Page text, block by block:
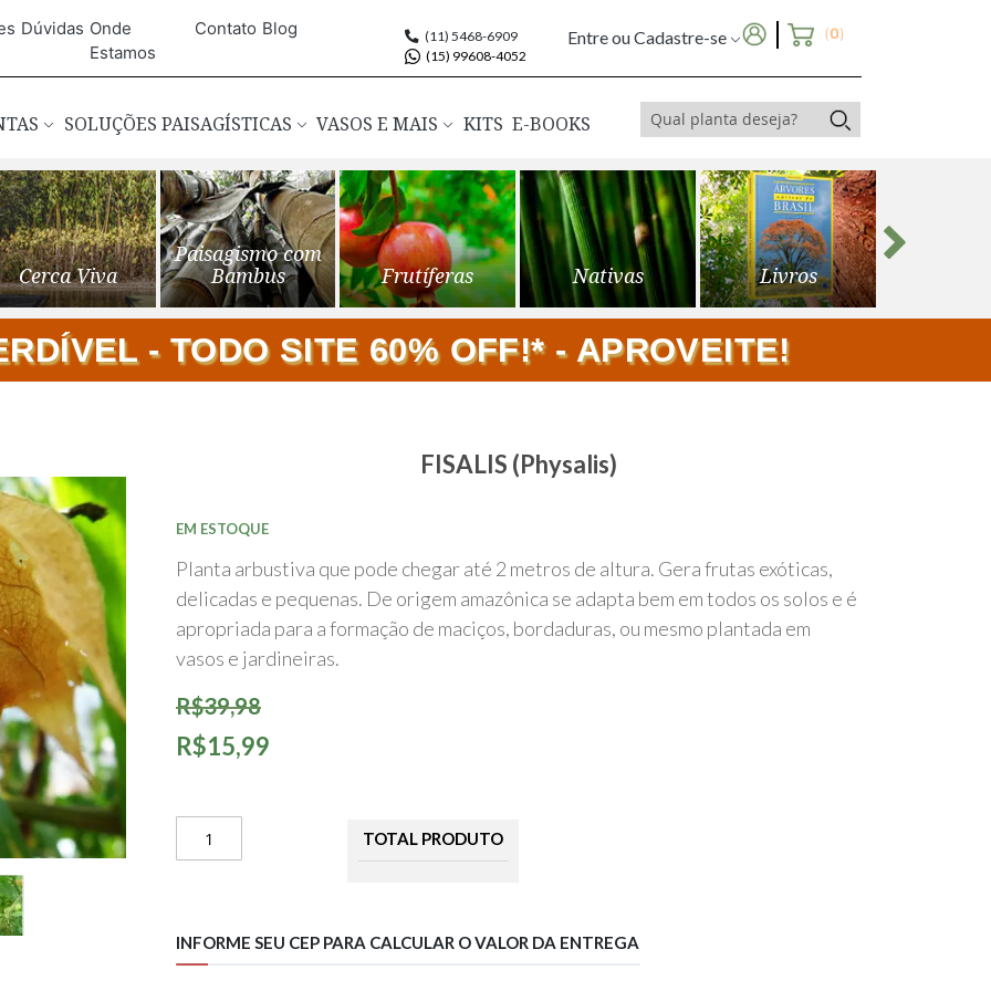
Dúvidas Onde
Estamos
Contato Blog
(11) 5468-6909
(15) 99608-4052
Entre ou Cadastre-se (0)
SOLUÇÕES PAISAGÍSTICAS VASOS E MAIS KITS E-BOOKS
Cerca Viva
Paisagismo com
Bambus
Frutíferas Nativas Livros
- TODO SITE 60% OFF!* - APROVEITE!
FISALIS (Physalis)
R$39,98
R$15,99
EM ESTOQUE
Planta arbustiva que pode chegar até 2 metros de altura. Gera frutas exóticas,
delicadas e pequenas. De origem amazônica se adapta bem em todos os solos e é
apropriada para a formação de maciços, bordaduras, ou mesmo plantada em
vasos e jardineiras.
TOTAL PRODUTO
INFORME SEU CEP PARA CALCULAR O VALOR DA ENTREGA